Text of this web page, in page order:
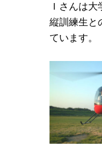
Ｉさんは
縦訓練生と
ています。